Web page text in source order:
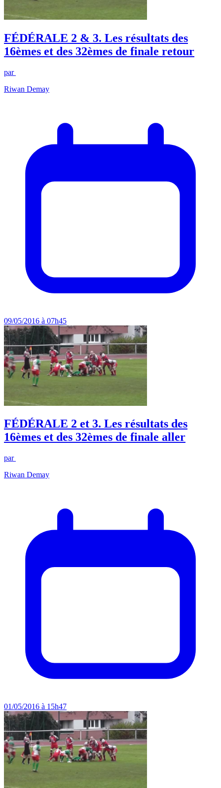
FÉDÉRALE 2 & 3. Les résultats des
16èmes et des 32èmes de finale retour
par
Riwan Demay
09/05/2016 à 07h45
FÉDÉRALE 2 et 3. Les résultats des
16èmes et des 32èmes de finale aller
par
Riwan Demay
01/05/2016 à 15h47